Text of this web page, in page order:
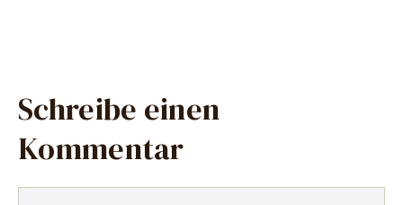
Schreibe einen
Kommentar